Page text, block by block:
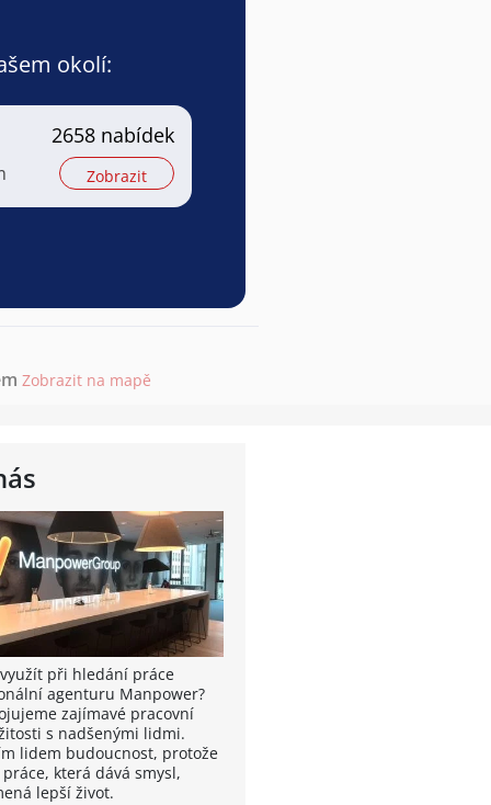
okolí:
2658 nabídek
Zobrazit
Zobrazit na mapě
při hledání práce
agenturu Manpower?
zajímavé pracovní
s nadšenými lidmi.
lidem budoucnost, protože
která dává smysl,
lepší život.